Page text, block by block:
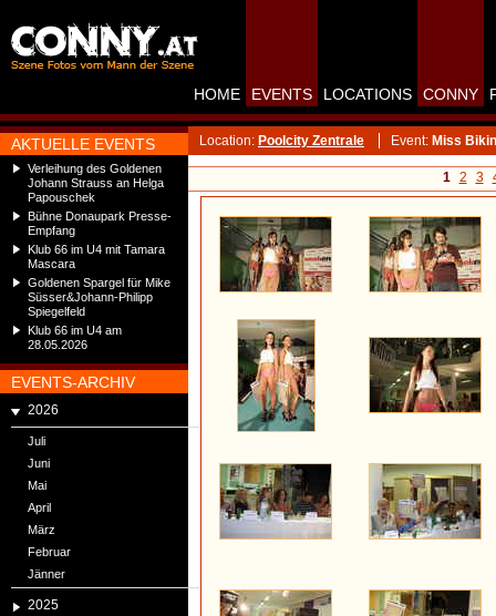
AKTUELLE EVENTS
Verleihung des Goldenen
Johann Strauss an Helga
Papouschek
Bühne Donaupark Presse-
Empfang
Klub 66 im U4 mit Tamara
Mascara
Goldenen Spargel für Mike
Süsser&Johann-Philipp
Spiegelfeld
Klub 66 im U4 am
28.05.2026
EVENTS-ARCHIV
2026
Juli
Juni
Mai
April
März
Februar
Jänner
2025
HOME EVENTS LOCATIONS CONNY
Location: Poolcity Zentrale Event: Miss
1 2 3